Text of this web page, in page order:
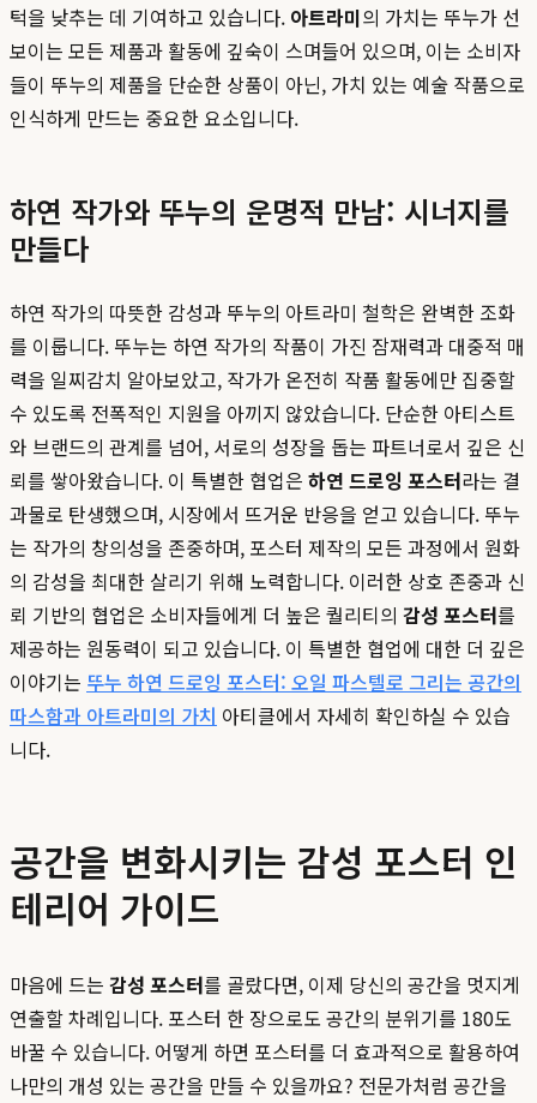
턱을 낮추는 데 기여하고 있습니다. 아트라미의 가치는 뚜누가 선
보이는 모든 제품과 활동에 깊숙이 스며들어 있으며, 이는 소비자
들이 뚜누의 제품을 단순한 상품이 아닌, 가치 있는 예술 작품으로
인식하게 만드는 중요한 요소입니다.
하연 작가와 뚜누의 운명적 만남: 시너지를
만들다
하연 작가의 따뜻한 감성과 뚜누의 아트라미 철학은 완벽한 조화
를 이룹니다. 뚜누는 하연 작가의 작품이 가진 잠재력과 대중적 매
력을 일찌감치 알아보았고, 작가가 온전히 작품 활동에만 집중할
수 있도록 전폭적인 지원을 아끼지 않았습니다. 단순한 아티스트
와 브랜드의 관계를 넘어, 서로의 성장을 돕는 파트너로서 깊은 신
뢰를 쌓아왔습니다. 이 특별한 협업은 하연 드로잉 포스터라는 결
과물로 탄생했으며, 시장에서 뜨거운 반응을 얻고 있습니다. 뚜누
는 작가의 창의성을 존중하며, 포스터 제작의 모든 과정에서 원화
의 감성을 최대한 살리기 위해 노력합니다. 이러한 상호 존중과 신
뢰 기반의 협업은 소비자들에게 더 높은 퀄리티의 감성 포스터를
제공하는 원동력이 되고 있습니다. 이 특별한 협업에 대한 더 깊은
이야기는 뚜누 하연 드로잉 포스터: 오일 파스텔로 그리는 공간의
따스함과 아트라미의 가치 아티클에서 자세히 확인하실 수 있습
니다.
공간을 변화시키는 감성 포스터 인
테리어 가이드
마음에 드는 감성 포스터를 골랐다면, 이제 당신의 공간을 멋지게
연출할 차례입니다. 포스터 한 장으로도 공간의 분위기를 180도
바꿀 수 있습니다. 어떻게 하면 포스터를 더 효과적으로 활용하여
나만의 개성 있는 공간을 만들 수 있을까요? 전문가처럼 공간을